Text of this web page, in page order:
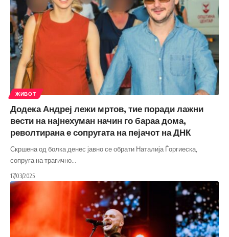
ЖИВОТ
Додека Андреј лежи мртов, тие поради лажни
вести на најнехуман начин го бараа дома,
револтирана е сопругата на пејачот на ДНК
Скршена од болка денес јавно се обрати Наталија Ѓоргиеска,
сопруга на трагично…
17/03/2025